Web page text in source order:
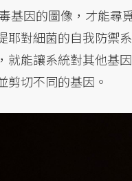
基因的圖像，才能尋
耶對細菌的自我防禦系
就能讓系統對其他基因
切不同的基因。